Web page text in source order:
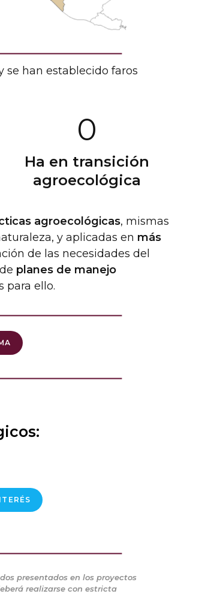
se han establecido faros
0
Ha en transición
agroecológica
agroecológicas, mismas
y aplicadas en más
de las necesidades del
planes de manejo
para ello.
presentados en los proyectos
realizarse con estricta